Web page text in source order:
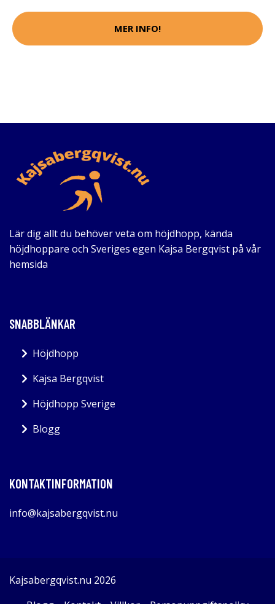
MER INFO!
Lär dig allt du behöver veta om höjdhopp, kända
höjdhoppare och Sveriges egen Kajsa Bergqvist på vår
hemsida
SNABBLÄNKAR
Höjdhopp
Kajsa Bergqvist
Höjdhopp Sverige
Blogg
KONTAKTINFORMATION
info@kajsabergqvist.nu
Kajsabergqvist.nu 2026